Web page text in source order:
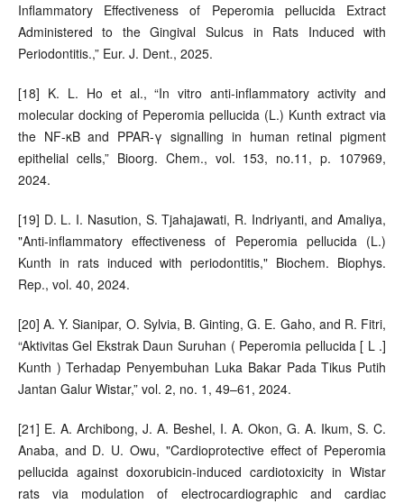
Inflammatory Effectiveness of Peperomia pellucida Extract
Administered to the Gingival Sulcus in Rats Induced with
Periodontitis.,” Eur. J. Dent., 2025.
[18] K. L. Ho et al., “In vitro anti-inflammatory activity and
molecular docking of Peperomia pellucida (L.) Kunth extract via
the NF-κB and PPAR-γ signalling in human retinal pigment
epithelial cells,” Bioorg. Chem., vol. 153, no.11, p. 107969,
2024.
[19] D. L. I. Nasution, S. Tjahajawati, R. Indriyanti, and Amaliya,
"Anti-inflammatory effectiveness of Peperomia pellucida (L.)
Kunth in rats induced with periodontitis," Biochem. Biophys.
Rep., vol. 40, 2024.
[20] A. Y. Sianipar, O. Sylvia, B. Ginting, G. E. Gaho, and R. Fitri,
“Aktivitas Gel Ekstrak Daun Suruhan ( Peperomia pellucida [ L .]
Kunth ) Terhadap Penyembuhan Luka Bakar Pada Tikus Putih
Jantan Galur Wistar,” vol. 2, no. 1, 49–61, 2024.
[21] E. A. Archibong, J. A. Beshel, I. A. Okon, G. A. Ikum, S. C.
Anaba, and D. U. Owu, "Cardioprotective effect of Peperomia
pellucida against doxorubicin-induced cardiotoxicity in Wistar
rats via modulation of electrocardiographic and cardiac